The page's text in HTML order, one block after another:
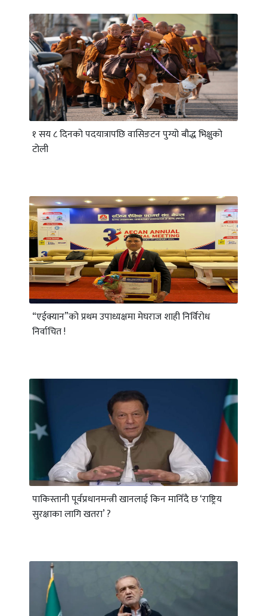
१ सय ८ दिनको पदयात्रापछि वासिङटन पुग्यो बौद्ध भिक्षुको
टोली
“एईक्यान”को प्रथम उपाध्यक्षमा मेघराज शाही निर्विरोध
निर्वाचित !
पाकिस्तानी पूर्वप्रधानमन्त्री खानलाई किन मानिँदै छ ‘राष्ट्रिय
सुरक्षाका लागि खतरा’ ?